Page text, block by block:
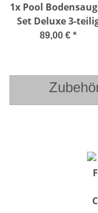
1x Pool
Set Deluxe 3-
89,00 € *